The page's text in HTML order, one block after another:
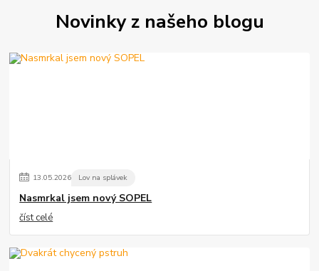
Novinky z našeho blogu
13.05.2026 Lov na splávek
Nasmrkal jsem nový SOPEL
číst celé